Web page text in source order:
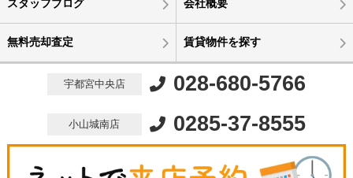
スタッフブログ 会社概要
無料売却査定 賃貸物件を探す
宇都宮中央店 028-680-5766
小山城南店 0285-37-8555